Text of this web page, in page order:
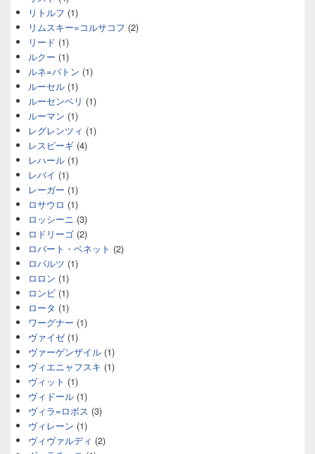
リトルフ (1)
リムスキー=コルサコフ (2)
リード (1)
ルクー (1)
ルネ=バトン (1)
ルーセル (1)
ルーセンベリ (1)
ルーマン (1)
レグレンツィ (1)
レスピーギ (4)
レハール (1)
レバイ (1)
レーガー (1)
ロサウロ (1)
ロッシーニ (3)
ロドリーゴ (2)
ロバート・ベネット (2)
ロパルツ (1)
ロロン (1)
ロンビ (1)
ロータ (1)
ワーグナー (1)
ヴァイゼ(1)
ヴァーゲンザイル (1)
ヴィエニャフスキ (1)
ヴィット (1)
ヴィドール (1)
ヴィラ=ロボス (3)
ヴィレーン (1)
ヴィヴァルディ (2)